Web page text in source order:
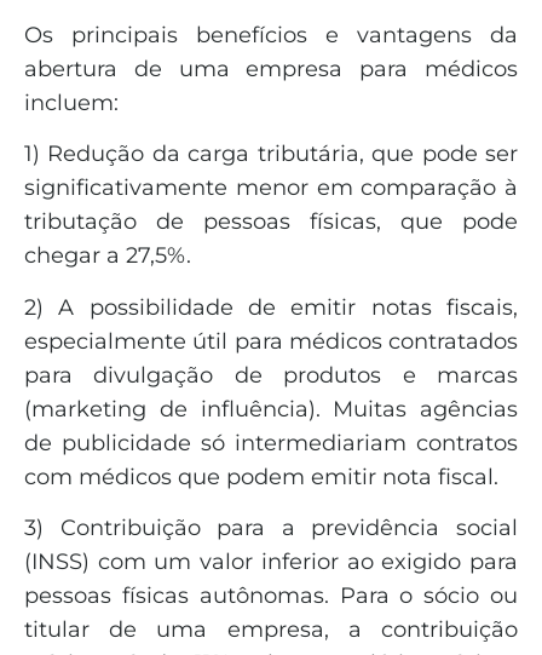
Os principais benefícios e vantagens da
abertura de uma empresa para médicos
incluem:
1) Redução da carga tributária, que pode ser
significativamente menor em comparação à
tributação de pessoas físicas, que pode
chegar a 27,5%.
2) A possibilidade de emitir notas fiscais,
especialmente útil para médicos contratados
para divulgação de produtos e marcas
(marketing de influência). Muitas agências
de publicidade só intermediariam contratos
com médicos que podem emitir nota fiscal.
3) Contribuição para a previdência social
(INSS) com um valor inferior ao exigido para
pessoas físicas autônomas. Para o sócio ou
titular de uma empresa, a contribuição